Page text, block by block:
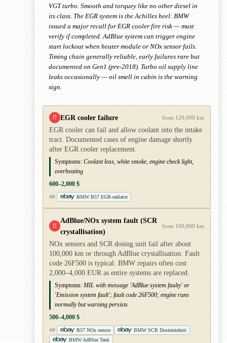
VGT turbo. Smooth and torquey like no other diesel in
its class. The EGR system is the Achilles heel: BMW
issued a major recall for EGR cooler fire risk — must
verify if completed. AdBlue system can trigger engine
start lockout when heater module or NOx sensor fails.
Timing chain generally reliable, early failures rare but
documented on Gen1 (pre-2018). Turbo oil supply line
leaks occasionally — oil smell in cabin is the warning
sign.
!! EGR cooler failure from 120,000 km
EGR cooler can fail and allow coolant into the intake
tract. Documented cases of engine damage shortly
after EGR cooler replacement.
Symptoms: Coolant loss, white smoke, engine check light,
overheating
600–2,000 $
AD BMW B57 EGR-radiator
!!
AdBlue/NOx system fault (SCR
crystallisation)
from 100,000 km
NOx sensors and SCR dosing unit fail after about
100,000 km or through AdBlue crystallisation. Fault
code 26F500 is typical. BMW repairs often cost
2,000–4,000 EUR as entire systems are replaced.
Symptoms: MIL with message 'AdBlue system faulty' or
'Emission system fault'; fault code 26F500; engine runs
normally but warning persists
500–4,000 $
AD B57 NOx sensor
BMW SCR Dosiereinheit
BMW AdBlue Tank